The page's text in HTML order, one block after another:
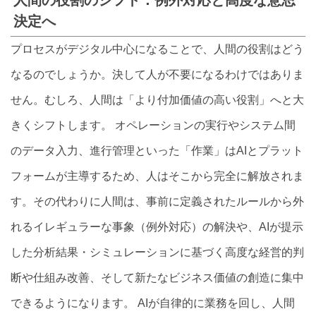
決定へ
プロセスがデジタル中心になることで、人間の役割はどう
なるのでしょうか。決して人が不要になるわけではありま
せん。むしろ、人間は「より付加価値の高い役割」へと大
きくシフトします。 オペレーションの実行やシステム間
のデータ入力、進行管理といった「作業」はAIとプラット
フォームが主導するため、人はそこから完全に解放されま
す。その代わりに人間は、事前に定義されたルールから外
れるイレギュラーな事象（例外対応）の解決や、AIが提示
した分析結果・シミュレーションに基づく高度な経営的判
断や仕組み改善、そして新たなビジネス価値の創造に集中
できるようになります。 AIが自律的に業務を回し、人間